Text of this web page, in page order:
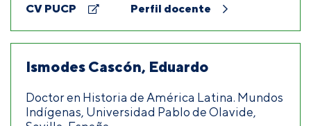
CV PUCP Perfil docente
Ismodes Cascón, Eduardo
Doctor en Historia de América Latina. Mundos
Indígenas, Universidad Pablo de Olavide,